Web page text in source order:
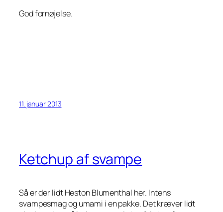
God fornøjelse.
11. januar 2013
Ketchup af svampe
Så er der lidt Heston Blumenthal her. Intens
svampesmag og umami i en pakke. Det kræver lidt